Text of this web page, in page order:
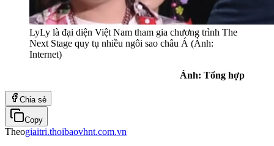
LyLy là đại diện Việt Nam tham gia chương trình The
Next Stage quy tụ nhiều ngôi sao châu Á (Ảnh:
Internet)
Ảnh: Tổng hợp
Chia sẻ
Copy
Theogiaitri.thoibaovhnt.com.vn